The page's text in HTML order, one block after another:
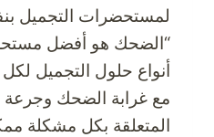
لمستحضرات التجميل
“الضحك هو أفضل
أنواع حلول التجميل
مع غرابة الضحك
المتعلقة بكل مشكلة